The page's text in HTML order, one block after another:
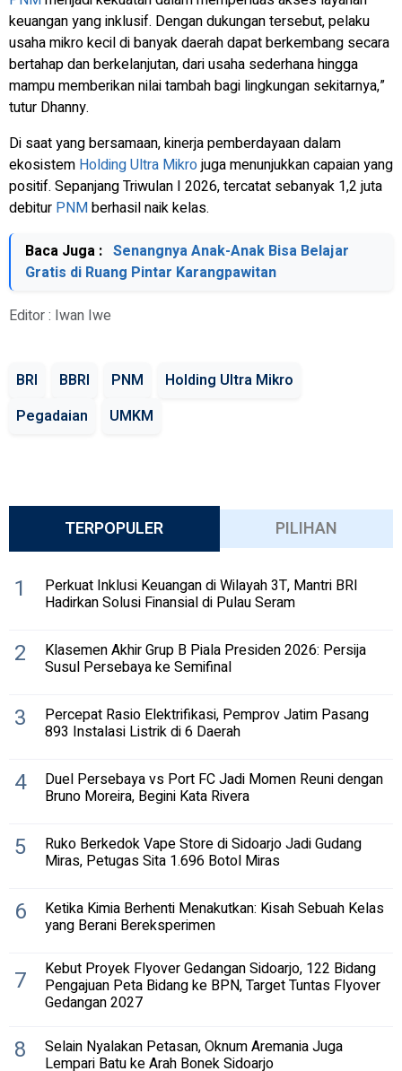
keuangan yang inklusif. Dengan dukungan tersebut, pelaku
usaha mikro kecil di banyak daerah dapat berkembang secara
bertahap dan berkelanjutan, dari usaha sederhana hingga
mampu memberikan nilai tambah bagi lingkungan sekitarnya,”
tutur Dhanny.
Di saat yang bersamaan, kinerja pemberdayaan dalam
ekosistem Holding Ultra Mikrojuga menunjukkan capaian yang
positif. Sepanjang Triwulan I 2026, tercatat sebanyak 1,2 juta
debitur PNMberhasil naik kelas.
Baca Juga : Senangnya Anak-Anak Bisa Belajar
Gratis di Ruang Pintar Karangpawitan
Editor : Iwan Iwe
BRI BBRI PNM
Holding Ultra Mikro
Pegadaian
UMKM
TERPOPULER PILIHAN
1 Perkuat Inklusi Keuangan di Wilayah 3T, Mantri BRI
Hadirkan Solusi Finansial di Pulau Seram
2 Klasemen Akhir Grup B Piala Presiden 2026: Persija
Susul Persebaya ke Semifinal
3 Percepat Rasio Elektrifikasi, Pemprov Jatim Pasang
893 Instalasi Listrik di 6 Daerah
4 Duel Persebaya vs Port FC Jadi Momen Reuni dengan
Bruno Moreira, Begini Kata Rivera
5 Ruko Berkedok Vape Store di Sidoarjo Jadi Gudang
Miras, Petugas Sita 1.696 Botol Miras
6 Ketika Kimia Berhenti Menakutkan: Kisah Sebuah Kelas
yang Berani Bereksperimen
7 Kebut Proyek Flyover Gedangan Sidoarjo, 122 Bidang
Pengajuan Peta Bidang ke BPN, Target Tuntas Flyover
Gedangan 2027
8 Selain Nyalakan Petasan, Oknum Aremania Juga
Lempari Batu ke Arah Bonek Sidoarjo